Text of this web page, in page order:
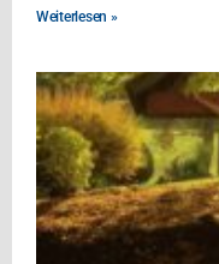
Weiterlesen »